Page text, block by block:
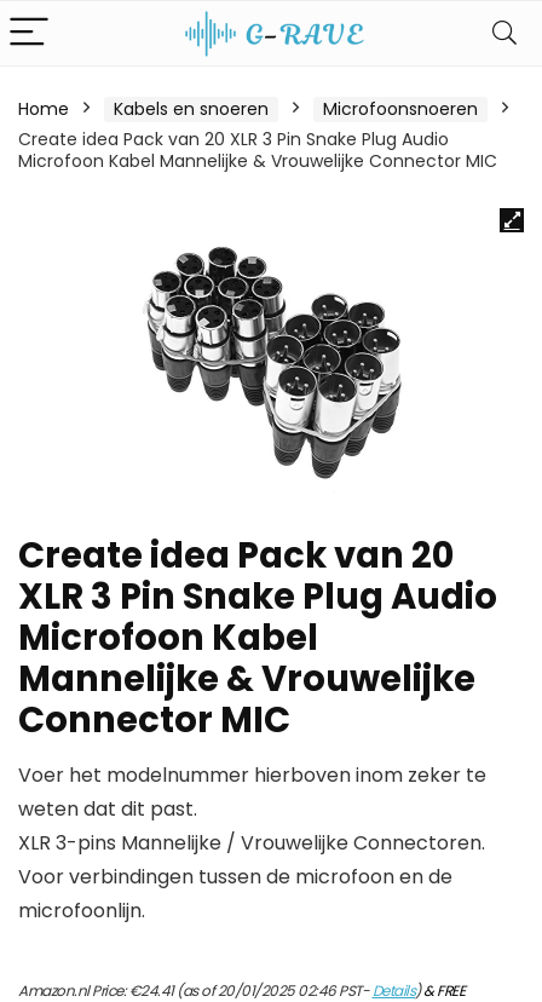
Home Kabels en snoeren
Microfoonsnoeren
Create idea Pack van 20 XLR 3 Pin Snake Plug Audio
Microfoon Kabel Mannelijke & Vrouwelijke Connector MIC
Create idea Pack van 20
XLR 3 Pin Snake Plug Audio
Microfoon Kabel
Mannelijke & Vrouwelijke
Connector MIC
Voer het modelnummer hierboven inom zeker te
weten dat dit past.
XLR 3-pins Mannelijke / Vrouwelijke Connectoren.
Voor verbindingen tussen de microfoon en de
microfoonlijn.
Amazon.nl Price:€24.41(as of 20/01/2025 02:46 PST-Details)&FREE